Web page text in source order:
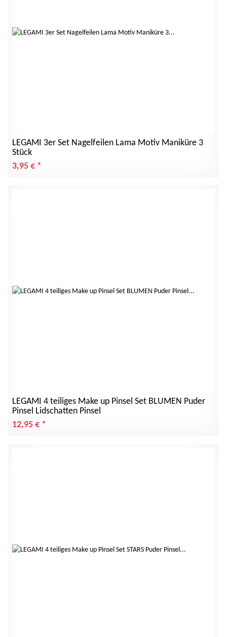
LEGAMI 3er Set Nagelfeilen Lama Motiv Maniküre 3
Stück
3,95 € *
LEGAMI 4 teiliges Make up Pinsel Set BLUMEN Puder
Pinsel Lidschatten Pinsel
12,95 € *